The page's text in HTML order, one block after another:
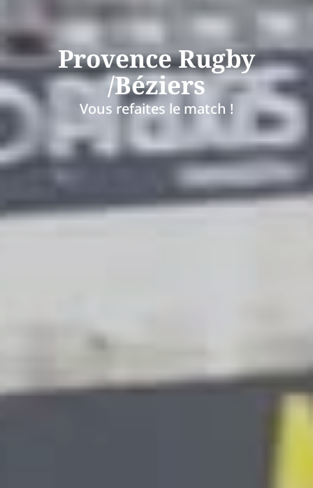
Provence Rugby
/Béziers
Vous refaites le match !